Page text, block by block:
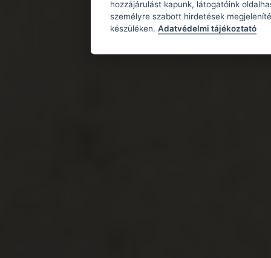
hozzájárulást kapunk, látogatóink
személyre szabott hirdetések
készüléken. Adatvédelmi tájékoztató